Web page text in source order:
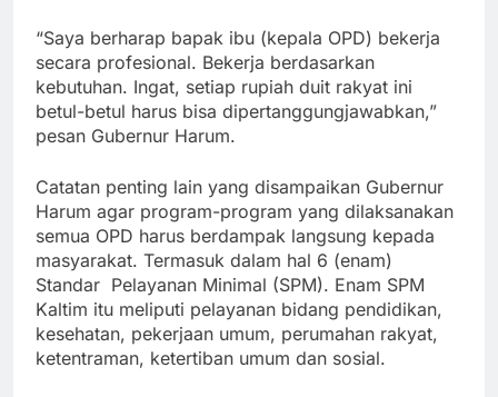
“Saya berharap bapak ibu (kepala OPD) bekerja
secara profesional. Bekerja berdasarkan
kebutuhan. Ingat, setiap rupiah duit rakyat ini
betul-betul harus bisa dipertanggungjawabkan,”
pesan Gubernur Harum.
Catatan penting lain yang disampaikan Gubernur
Harum agar program-program yang dilaksanakan
semua OPD harus berdampak langsung kepada
masyarakat. Termasuk dalam hal 6 (enam)
Standar Pelayanan Minimal (SPM). Enam SPM
Kaltim itu meliputi pelayanan bidang pendidikan,
kesehatan, pekerjaan umum, perumahan rakyat,
ketentraman, ketertiban umum dan sosial.